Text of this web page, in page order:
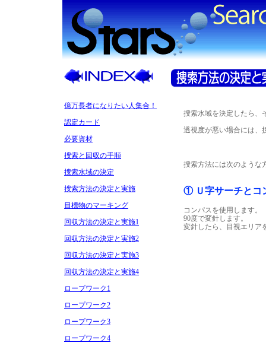
億万長者になりたい人集合！
認定カード
必要資材
捜索と回収の手順
捜索水域の決定
捜索方法の決定と実施
目標物のマーキング
回収方法の決定と実施1
回収方法の決定と実施2
回収方法の決定と実施3
回収方法の決定と実施4
ロープワーク1
ロープワーク2
ロープワーク3
ロープワーク4
捜索水域を決定したら、
透視度が悪い場合には、
捜索方法には次のような
① Ｕ字サーチとコ
コンパスを使用します。
90度で変針します。
変針したら、目視エリア